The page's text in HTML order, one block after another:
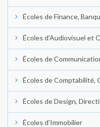
Écoles de Finance,
Écoles d'Audiovisuel et
Écoles de
Écoles de Comptabilité,
Écoles de Design,
Écoles d'Immobilier